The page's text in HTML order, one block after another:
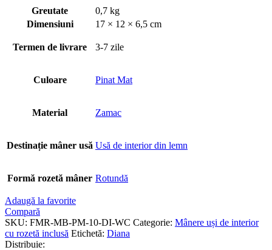
Greutate
0,7 kg
Dimensiuni
17 × 12 × 6,5 cm
Termen de livrare 3-7 zile
Culoare Pinat Mat
Material Zamac
Destinație mâner usă Usă de interior din lemn
Formă rozetă mâner Rotundă
Adaugă la favorite
Compară
SKU: FMR-MB-PM-10-DI-WC Categorie: Mânere uși de interior
cu rozetă inclusă Etichetă: Diana
Distribuie: